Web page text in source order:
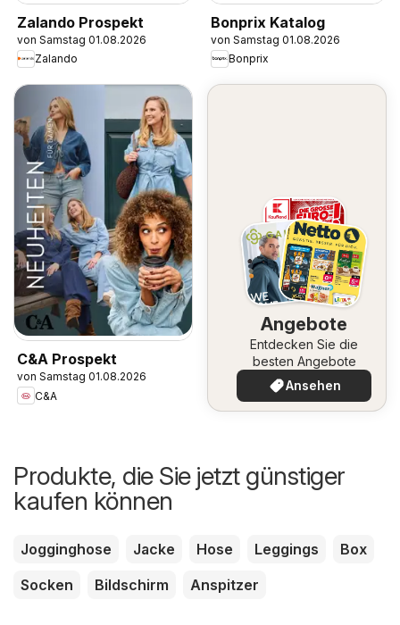
Zalando Prospekt
von Samstag 01.08.2026
Zalando
Bonprix Katalog
von Samstag 01.08.2026
Bonprix
C&A Prospekt
von Samstag 01.08.2026
C&A
Angebote
Entdecken Sie die
besten Angebote
Ansehen
Produkte, die Sie jetzt günstiger
kaufen können
Jogginghose Jacke Hose Leggings
Box
Socken
Bildschirm Anspitzer